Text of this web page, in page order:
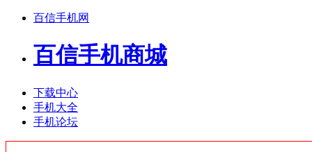
百信手机网
百信手机商城
下载中心
手机大全
手机论坛